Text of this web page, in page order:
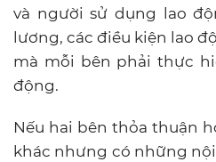
và người sử dụng lao
lương, các điều kiện lao
mà mỗi bên phải thực
động.
Nếu hai bên thỏa thuận
khác nhưng có những